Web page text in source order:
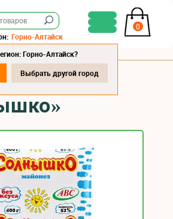
0
Горно-Алтайск
Горно-Алтайск?
Выбрать другой город